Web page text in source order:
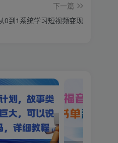
下一篇
0到1系统学习短视频变现